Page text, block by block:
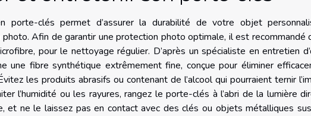
porte-clés permet d’assurer la durabilité de votre objet
photo. Afin de garantir une protection photo optimale, il est recommandé
pour le nettoyage régulier. D’après un spécialiste en entretien
une fibre synthétique extrêmement fine, conçue pour éliminer
les produits abrasifs ou contenant de l’alcool qui pourraient ternir
l’humidité ou les rayures, rangez le porte-clés à l’abri de la lumière
et ne le laissez pas en contact avec des clés ou objets métalliques